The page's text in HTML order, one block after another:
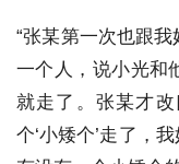
“张某第一次也跟
一个人，说小光和
就走了。张某才
个‘小矮个’走了，